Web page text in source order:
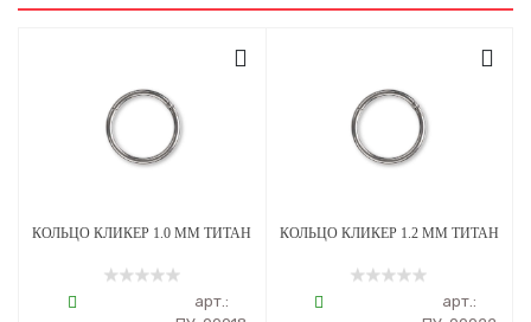
КОЛЬЦО КЛИКЕР 1.0 ММ ТИТАН
арт.:
КОЛЬЦО КЛИКЕР 1.2 ММ ТИТАН
арт.: